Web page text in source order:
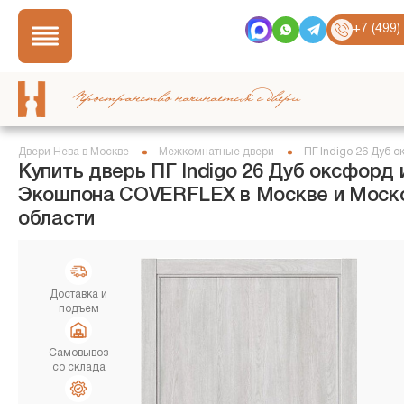
+7
Пространство начинается с двери
Двери Нева в Москве Межкомнатные двери ПГ Indigo 26 Дуб
Купить дверь ПГ Indigo 26 Дуб оксфорд
Экошпона COVERFLEX в Москве и
области
Доставка и
подъем
Самовывоз
со склада